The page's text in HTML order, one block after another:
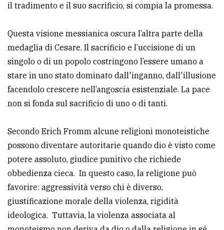
il tradimento e il suo sacrificio, si compia la promessa.
Questa visione messianica oscura l’altra parte della
medaglia di Cesare. Il sacrificio e l’uccisione di un
singolo o di un popolo costringono l’essere umano a
stare in uno stato dominato dall'inganno, dall'illusione
facendolo crescere nell’angoscia esistenziale. La pace
non si fonda sul sacrificio di uno o di tanti.
Secondo Erich Fromm alcune religioni monoteistiche
possono diventare autoritarie quando dio è visto come
potere assoluto, giudice punitivo che richiede
obbedienza cieca. In questo caso, la religione può
favorire: aggressività verso chi è diverso,
giustificazione morale della violenza, rigidità
ideologica. Tuttavia, la violenza associata al